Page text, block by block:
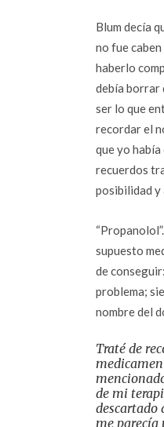
Blum decía
no fue
haberlo
debía borrar
ser lo que
recordar el
que yo
recuerdos
posibilidad y
supuesto
de
problema;
nombre del
Traté de
de mi
descartado
me parecía